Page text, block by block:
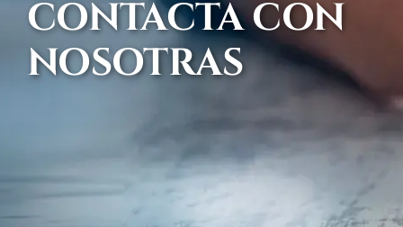
CONTACTA CON
NOSOTRAS